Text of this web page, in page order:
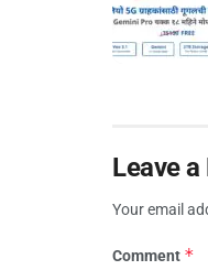
Leave a
Your email
Comment *